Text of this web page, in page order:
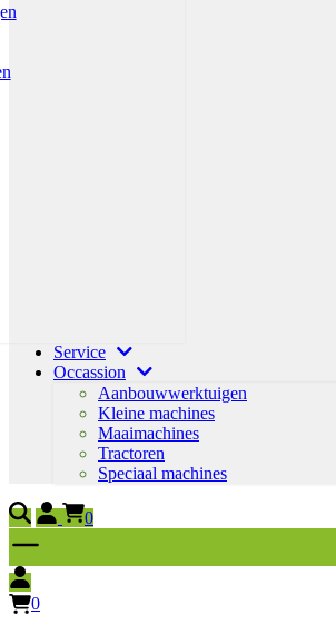
Service
Occassion
Aanbouwwerktuigen
Kleine machines
Maaimachines
Tractoren
Speciaal machines
0
0